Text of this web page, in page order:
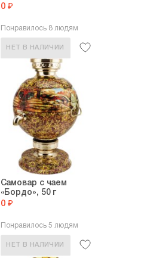
0 ₽
Понравилось 8 людям
НЕТ В НАЛИЧИИ
Самовар с чаем
«Бордо», 50 г
0 ₽
Понравилось 5 людям
НЕТ В НАЛИЧИИ